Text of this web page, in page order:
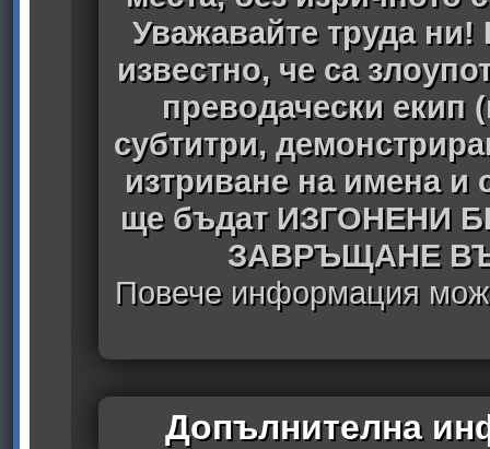
Уважавайте труда ни!
известно, че са
преводачески екип
субтитри,
изтриване на имена
ще бъдат ИЗГОНЕНИ
ЗАВРЪЩАНЕ
Повече информация
Допълнителна